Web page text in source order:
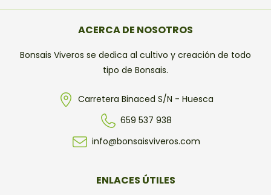
ACERCA DE NOSOTROS
Bonsais Viveros se dedica al cultivo y creación de todo
tipo de Bonsais.
Carretera Binaced S/N - Huesca
659 537 938
info@bonsaisviveros.com
ENLACES ÚTILES